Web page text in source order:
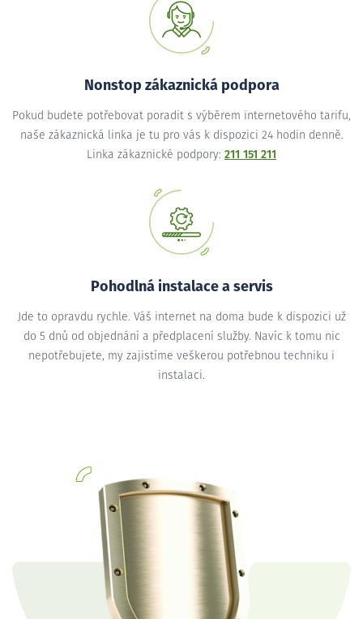
Nonstop zákaznická podpora
Pokud budete potřebovat poradit s výběrem internetového tarifu,
naše zákaznická linka je tu pro vás k dispozici 24 hodin denně.
Linka zákaznické podpory: 211 151 211
Pohodlná instalace a servis
Jde to opravdu rychle. Váš internet na doma bude k dispozici už
do 5 dnů od objednání a předplacení služby. Navíc k tomu nic
nepotřebujete, my zajistíme veškerou potřebnou techniku i
instalaci.